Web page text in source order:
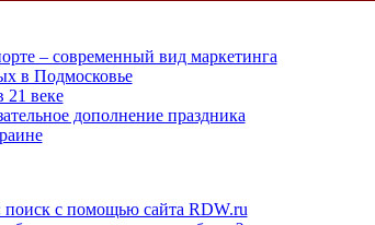
– современный вид маркетинга
в Подмосковье
21 веке
дополнение праздника
поиск с помощью сайта RDW.ru